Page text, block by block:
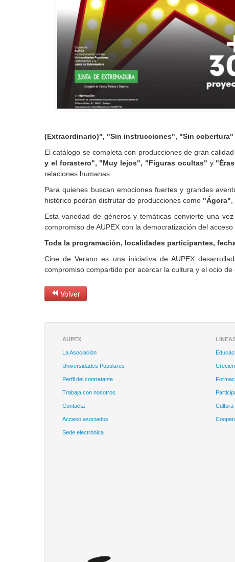
(Extraordinario)", "Sin instrucciones", "Sin cobertura"
El catálogo se completa con producciones de gran
y el forastero", "Muy lejos", "Figuras ocultas" y
relaciones humanas.
Para quienes buscan emociones fuertes y grandes
histórico podrán disfrutar de producciones como "Ágora"
Esta variedad de géneros y temáticas convierte una
compromiso de AUPEX con la democratización del
Toda la programación, localidades participantes,
Cine de Verano es una iniciativa de AUPEX
compromiso compartido por acercar la cultura y el ocio
Volver
AUPEX
La Asociación
Universidades Populares
Perfil del contratante
Trabaja con nosotros
Contacta
Acceso asociados
Sede electrónica
Cultura